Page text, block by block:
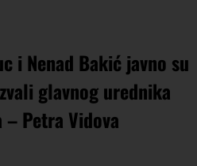
i Nenad Bakić javno su
glavnog urednika
Petra Vidova